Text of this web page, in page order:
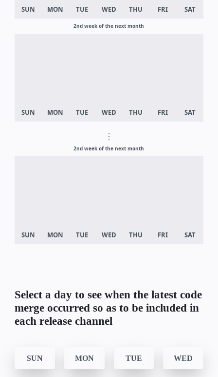
2nd week of the next month
⋮
2nd week of the next month
Select a day to see when the latest code
merge occurred so as to be included in
each release channel
SUN MON TUE WED